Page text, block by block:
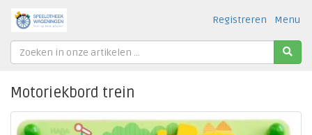
Menu
Registreren
Motoriekbord trein